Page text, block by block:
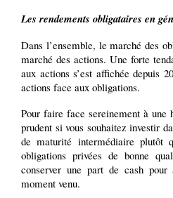
Les rendements obligataires en
Dans l’ensemble, le marché des
marché des actions. Une forte
aux actions s’est affichée depuis
actions face aux obligations.
Pour faire face sereinement à une
prudent si vous souhaitez investir
de maturité intermédiaire plutôt
obligations privées de bonne
conserver une part de cash
moment venu.